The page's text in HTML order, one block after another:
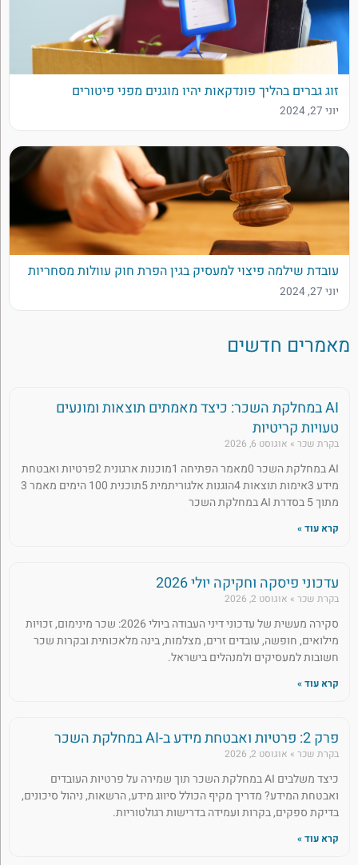
זוג גברים בהליך פונדקאות יהיו מוגנים מפני פיטורים
יוני 27, 2024
עובדת שילמה פיצוי למעסיק בגין הפרת חוק עוולות מסחריות
יוני 27, 2024
מאמרים חדשים
AI במחלקת השכר: כיצד מאמתים תוצאות ומונעים
טעויות קריטיות
בקרת שכר אוגוסט 6, 2026
AI במחלקת השכר 0מאמר הפתיחה 1מוכנות ארגונית 2פרטיות ואבטחת
מידע 3אימות תוצאות 4הוגנות אלגוריתמית 5תוכנית 100 הימים מאמר 3
מתוך 5 בסדרת AI במחלקת השכר
קרא עוד »
עדכוני פיסקה וחקיקה יולי 2026
בקרת שכר אוגוסט 2, 2026
סקירה מעשית של עדכוני דיני העבודה ביולי 2026: שכר מינימום, זכויות
מילואים, חופשה, עובדים זרים, מצלמות, בינה מלאכותית ובקרות שכר
חשובות למעסיקים ולמנהלים בישראל.
קרא עוד »
פרק 2: פרטיות ואבטחת מידע ב-AI במחלקת השכר
בקרת שכר אוגוסט 2, 2026
כיצד משלבים AI במחלקת השכר תוך שמירה על פרטיות העובדים
ואבטחת המידע? מדריך מקיף הכולל סיווג מידע, הרשאות, ניהול סיכונים,
בדיקת ספקים, בקרות ועמידה בדרישות רגולטוריות.
קרא עוד »